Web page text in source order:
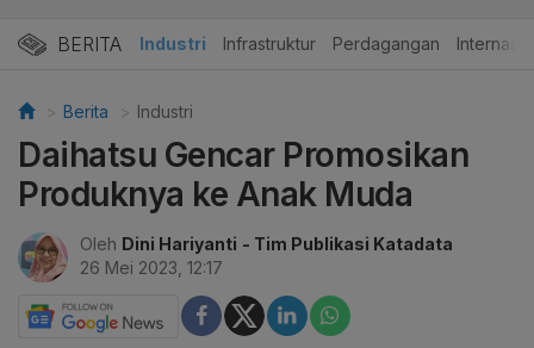
BERITA
Nasional Industri Infrastruktur Perdagangan
Berita Industri
Daihatsu Gencar Promosikan
Produknya ke Anak Muda
Oleh Dini Hariyanti - Tim Publikasi Katadata
26 Mei 2023, 12:17